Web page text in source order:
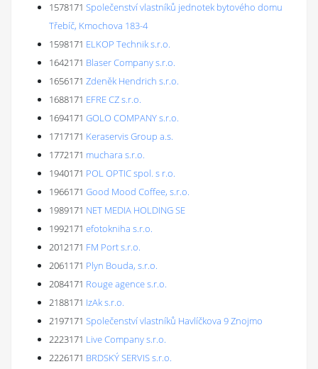
1578171 Společenství vlastníků jednotek bytového domu
Třebíč, Kmochova 183-4
1598171 ELKOP Technik s.r.o.
1642171 Blaser Company s.r.o.
1656171 Zdeněk Hendrich s.r.o.
1688171 EFRE CZ s.r.o.
1694171 GOLO COMPANY s.r.o.
1717171 Keraservis Group a.s.
1772171 muchara s.r.o.
1940171 POL OPTIC spol. s r.o.
1966171 Good Mood Coffee, s.r.o.
1989171 NET MEDIA HOLDING SE
1992171 efotokniha s.r.o.
2012171 FM Port s.r.o.
2061171 Plyn Bouda, s.r.o.
2084171 Rouge agence s.r.o.
2188171 IzAk s.r.o.
2197171 Společenství vlastníků Havlíčkova 9 Znojmo
2223171 Live Company s.r.o.
2226171 BRDSKÝ SERVIS s.r.o.